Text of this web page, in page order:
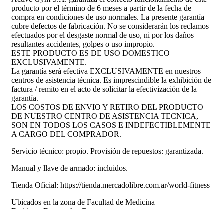
producto por el término de 6 meses a partir de la fecha de
compra en condiciones de uso normales. La presente garantía
cubre defectos de fabricación. No se considerarán los reclamos
efectuados por el desgaste normal de uso, ni por los daños
resultantes accidentes, golpes o uso impropio.
ESTE PRODUCTO ES DE USO DOMESTICO
EXCLUSIVAMENTE.
La garantía será efectiva EXCLUSIVAMENTE en nuestros
centros de asistencia técnica. Es imprescindible la exhibición de
factura / remito en el acto de solicitar la efectivización de la
garantía.
LOS COSTOS DE ENVIO Y RETIRO DEL PRODUCTO
DE NUESTRO CENTRO DE ASISTENCIA TECNICA,
SON EN TODOS LOS CASOS E INDEFECTIBLEMENTE
A CARGO DEL COMPRADOR.
Servicio técnico: propio. Provisión de repuestos: garantizada.
Manual y llave de armado: incluidos.
Tienda Oficial: https://tienda.mercadolibre.com.ar/world-fitness
Ubicados en la zona de Facultad de Medicina